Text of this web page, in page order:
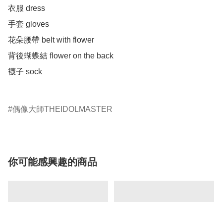
衣服 dress
手套 gloves
花朵腰帶 belt with flower
背後蝴蝶結 flower on the back
襪子 sock
偶像大師THEIDOLMASTER
你可能感興趣的商品